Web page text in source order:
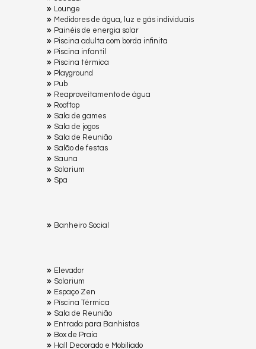
Lounge
Medidores de água, luz e gás individuais
Painéis de energia solar
Piscina adulta com borda infinita
Piscina infantil
Piscina térmica
Playground
Pub
Reaproveitamento de água
Rooftop
Sala de games
Sala de jogos
Sala de Reunião
Salão de festas
Sauna
Solarium
Spa
Banheiro Social
Elevador
Solarium
Espaço Zen
Pìscina Térmica
Sala de Reunião
Entrada para Banhistas
Box de Praia
Hall Decorado e Mobiliado